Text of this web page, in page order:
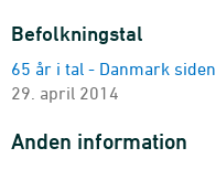
sektor (2 og 6-gruppering)
2018M01-2026M05 - Antal
Lønmodtagere
enhed, branche (DB25
2018K1-2026K1 - Antal
Befolkningstal
65 år i tal - Danmark
29. april 2014
Anden information